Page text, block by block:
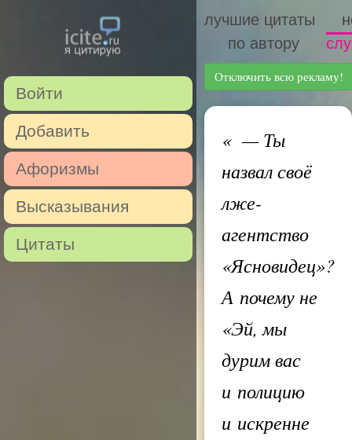
Войти
Добавить
Афоризмы
Высказывания
Цитаты
лучшие цитаты
по автору
Отключить всю рекламу!
«— Ты
назвал своё
лже-
агентство
«Ясновидец»?
А почему не
«Эй, мы
дурим вас
и полицию
и искренне